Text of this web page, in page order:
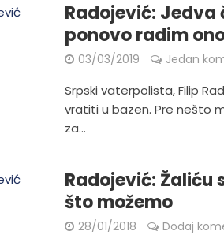
Radojević:
ponovo radim
03/03/2019 Jedan
Srpski vaterpolista, Filip
vratiti u bazen. Pre nešto
za...
Radojević: Žaliću
što možemo
28/01/2018 Dodaj